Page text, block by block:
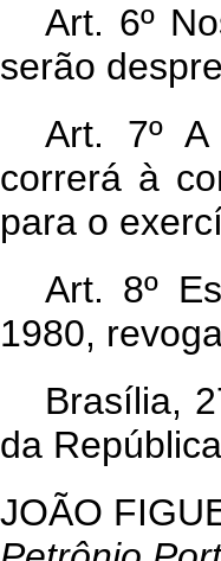
Art. 6º
serão
Art. 7º A
correrá à
para o
Art. 8º
1980,
Brasília,
da
JOÃO